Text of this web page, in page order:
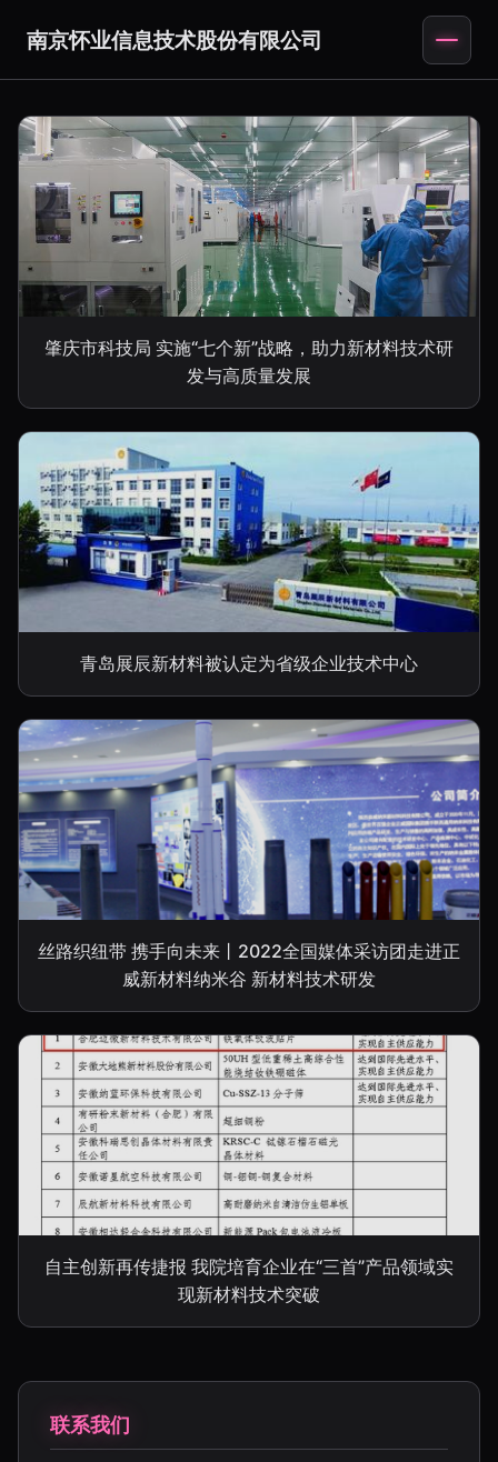
南京怀业信息技术股份有限公司
肇庆市科技局 实施“七个新”战略，助力新材料技术研
发与高质量发展
青岛展辰新材料被认定为省级企业技术中心
丝路织纽带 携手向未来丨2022全国媒体采访团走进正
威新材料纳米谷 新材料技术研发
自主创新再传捷报 我院培育企业在“三首”产品领域实
现新材料技术突破
联系我们